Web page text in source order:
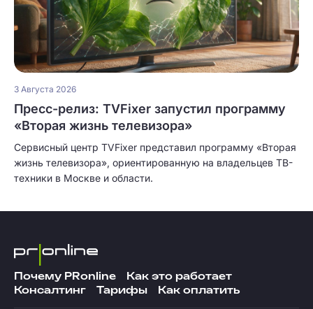
3 Августа 2026
Пресс-релиз: TVFixer запустил программу
«Вторая жизнь телевизора»
Сервисный центр TVFixer представил программу «Вторая
жизнь телевизора», ориентированную на владельцев ТВ-
техники в Москве и области.
Почему PRonline
Как это работает
Консалтинг
Тарифы Как оплатить